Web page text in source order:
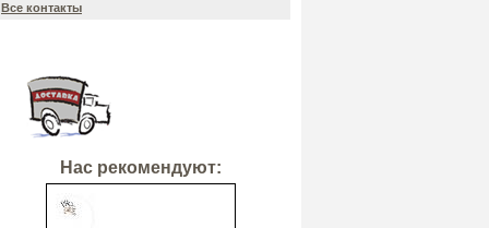
Все контакты
Нас рекомендуют: